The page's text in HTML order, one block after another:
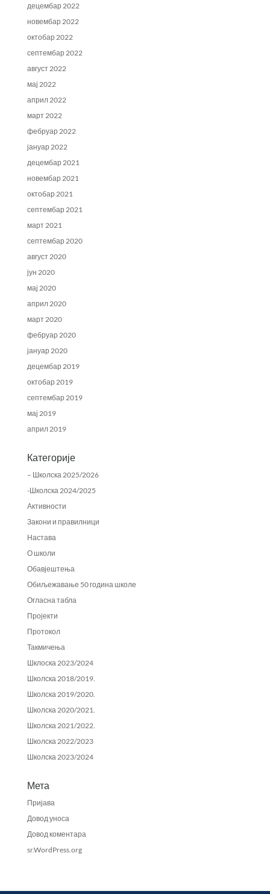
децембар 2022
новембар 2022
октобар 2022
септембар 2022
август 2022
мај 2022
април 2022
март 2022
фебруар 2022
јануар 2022
децембар 2021
новембар 2021
октобар 2021
септембар 2021
март 2021
септембар 2020
август 2020
јун 2020
мај 2020
април 2020
март 2020
фебруар 2020
јануар 2020
децембар 2019
октобар 2019
септембар 2019
мај 2019
април 2019
Категорије
– Школска 2025/2026
-Школска 2024/2025
Активности
Закони и правилници
Настава
О школи
Обавјештења
Обиљежавање 50 година школе
Огласна табла
Пројекти
Протокол
Такмичења
Шклоска 2023/2024
Школска 2018/2019.
Школска 2019/2020.
Школска 2020/2021.
Школска 2021/2022.
Школска 2022/2023
Школска 2023/2024
Мета
Пријава
Довод уноса
Довод коментара
sr.WordPress.org